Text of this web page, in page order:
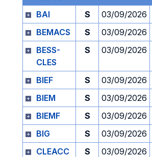
BAI
S 03/09/2026
BEMACS
S 03/09/2026
BESS-
CLES
S 03/09/2026
BIEF S 03/09/2026
BIEM
S 03/09/2026
BIEMF
S 03/09/2026
BIG
S 03/09/2026
CLEACC
S 03/09/2026